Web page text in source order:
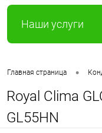
Наши услуги
Главная страница •
Royal Clima
GL55HN